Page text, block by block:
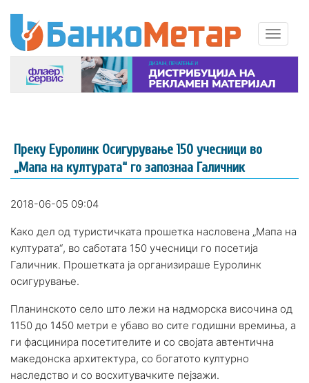
Преку Еуролинк Осигурување 150 учесници во
„Мапа на културата“ го запознаа Галичник
2018-06-05 09:04
Како дел од туристичката прошетка насловена „Мапа на
културата“, во саботата 150 учесници го посетија
Галичник. Прошетката ја организираше Еуролинк
осигурување.
Планинското село што лежи на надморска височина од
1150 до 1450 метри е убаво во сите годишни времиња, а
ги фасцинира посетителите и со својата автентична
македонска архитектура, со богатото културно
наследство и со восхитувачките пејзажи.